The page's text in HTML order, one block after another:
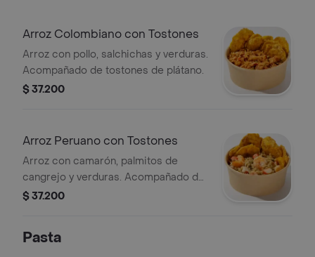
Arroz Colombiano con Tostones
Arroz con pollo, salchichas y verduras.
Acompañado de tostones de plátano.
$ 37.200
Arroz Peruano con Tostones
Arroz con camarón, palmitos de
cangrejo y verduras. Acompañado de
tostones de plátano.
$ 37.200
Pasta